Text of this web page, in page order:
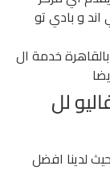
و بادي تو
خدمة ال
لل
لدينا افضل